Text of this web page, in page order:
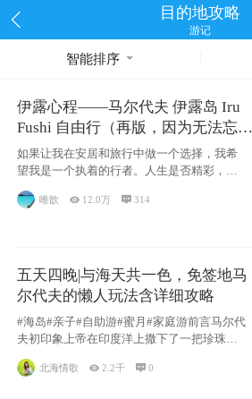
目的地攻略
游记
智能排序
伊露心程——马尔代夫 伊露岛 Iru
Fushi 自由行（再版，因为无法忘却
的留恋）
如果让我在安居和旅行中做一个选择，我希
望我是一个执着的行者。人生是否精彩，都
源于自己
唯歆  12.0万  314
五天四晚|与海天共一色，免签地马
尔代夫的懒人玩法含详细攻略
#海岛#亲子#自助游#蜜月#家庭游前言马尔代
夫初印象上帝在印度洋上撒下了一把珍珠，
北海情歌 2.2千 0